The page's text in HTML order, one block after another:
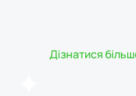
Дізнатися